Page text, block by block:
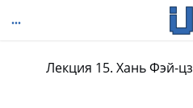
Лекция 15. Хань Фэй-